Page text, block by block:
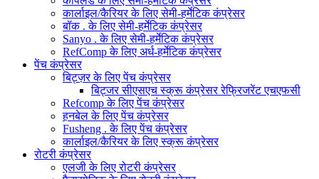
कार्लाइल/कैरियर के लिए सेमी-हर्मेटिक कंप्रेसर
बॉक . के लिए सेमी-हर्मेटिक कंप्रेसर
Sanyo . के लिए सेमी-हर्मेटिक कंप्रेसर
RefComp के लिए अर्ध-हर्मेटिक कंप्रेसर
पेंच कंप्रेसर
बिट्ज़र के लिए पेंच कंप्रेसर
बिट्जर सीएसएच स्क्रू कंप्रेसर रेफ्रिजरेंट एचएफसी
Refcomp के लिए पेंच कंप्रेसर
हनबेल के लिए पेंच कंप्रेसर
Fusheng . के लिए पेंच कंप्रेसर
कार्लाइल/कैरियर के लिए स्क्रू कंप्रेसर
रोटरी कंप्रेसर
एलजी के लिए रोटरी कंप्रेसर